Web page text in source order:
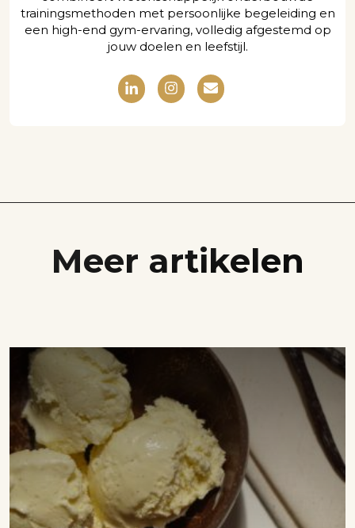
trainingsmethoden met persoonlijke begeleiding en
een high-end gym-ervaring, volledig afgestemd op
jouw doelen en leefstijl.
Meer artikelen